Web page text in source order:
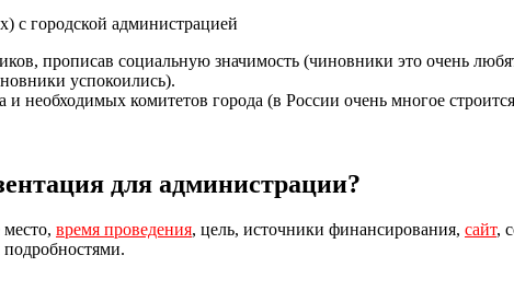
прописав социальную значимость (чиновники это очень
успокоились).
необходимых комитетов города (в России очень многое
для администрации?
время проведения, цель, источники финансирования, сайт,
подробностями.